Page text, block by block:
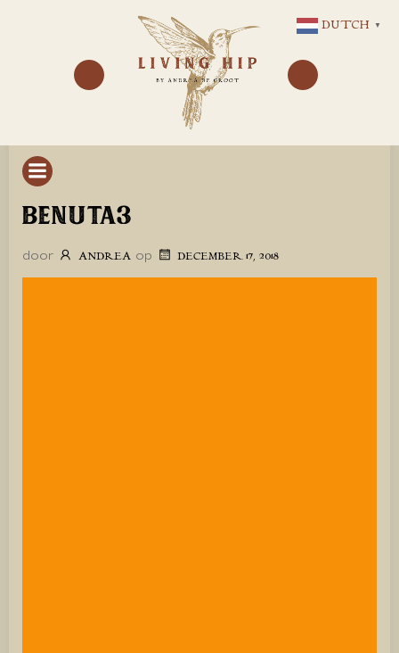
NAAR
DE
INHOUD
BENUTA3
door ANDREA op DECEMBER 17, 2018
DUTCH ▼